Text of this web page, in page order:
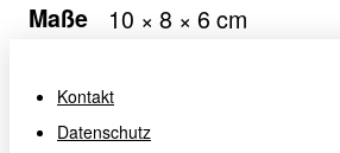
Maße 10 × 8 × 6 cm
Kontakt
Datenschutz